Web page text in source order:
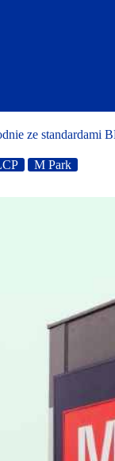
ze standardami
M Park